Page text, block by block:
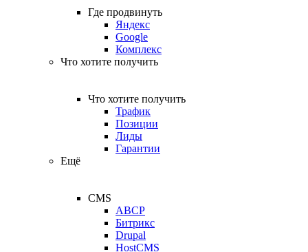
Где продвинуть
Яндекс
Google
Комплекс
Что хотите получить
Что хотите получить
Трафик
Позиции
Лиды
Гарантии
Ещё
CMS
ABCP
Битрикс
Drupal
HostCMS